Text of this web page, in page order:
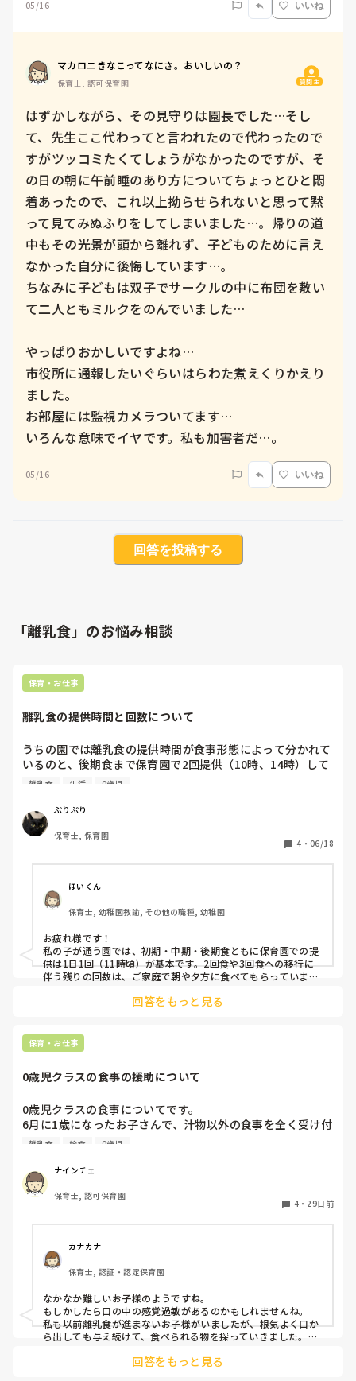
05/16 いいね
マカロニきなこってなにさ。おいしいの？
保育士, 認可保育園 質問主
はずかしながら、その見守りは園長でした…そし
て、先生ここ代わってと言われたので代わったので
すがツッコミたくてしょうがなかったのですが、そ
の日の朝に午前睡のあり方についてちょっとひと悶
着あったので、これ以上拗らせられないと思って黙
って見てみぬふりをしてしまいました…。帰りの道
中もその光景が頭から離れず、子どものために言え
なかった自分に後悔しています…。
ちなみに子どもは双子でサークルの中に布団を敷い
て二人ともミルクをのんでいました…
やっぱりおかしいですよね…
市役所に通報したいぐらいはらわた煮えくりかえり
ました。
お部屋には監視カメラついてます…
いろんな意味でイヤです。私も加害者だ…。
05/16 いいね
回答を投稿する
「離乳食」のお悩み相談
保育・お仕事
離乳食の提供時間と回数について
うちの園では離乳食の提供時間が食事形態によって分かれて
いるのと、後期食まで保育園で2回提供（10時、14時）して
います。みなさんの園では何回提供しているのか、時間は何
ら提供かなど1日の流れと共に教えてください！
離乳食 生活 0歳児
ぷりぷり
保育士, 保育園
4 ・ 06/18
ほいくん
保育士, 幼稚園教諭, その他の職種, 幼稚園
お疲れ様です！
私の子が通う園では、初期・中期・後期食ともに保育園での提
供は1日1回（11時頃）が基本です。2回食や3回食への移行に
伴う残りの回数は、ご家庭で朝や夕方に食べてもらっていま
ます。
として参考にしてみてください☺️
回答をもっと見る
保育・お仕事
0歳児クラスの食事の援助について
0歳児クラスの食事についてです。
6月に1歳になったお子さんで、汁物以外の食事を全く受け付
けない子がいます。家庭でも食事に興味はないそうで、お煎
も飲みません。園ではとろみがついてる固形もついてない固
形も、ペーストも、汁に入ってる具も口から出しています。
味が嫌な訳ではなく食感が嫌なのかな？と思います。
離乳食 給食 0歳児
ナインチェ
保育士, 認可保育園
4・ 29日前
カナカナ
保育士, 認証・認定保育園
なかなか難しいお子様のようですね。
もしかしたら口の中の感覚過敏があるのかもしれませんね。
私も以前離乳食が進まないお子様がいましたが、根気よく口か
ら出しても与え続けて、食べられる物を探っていきました。お
して食べられるものはしっかり食べるようにしていきました。
回答をもっと見る